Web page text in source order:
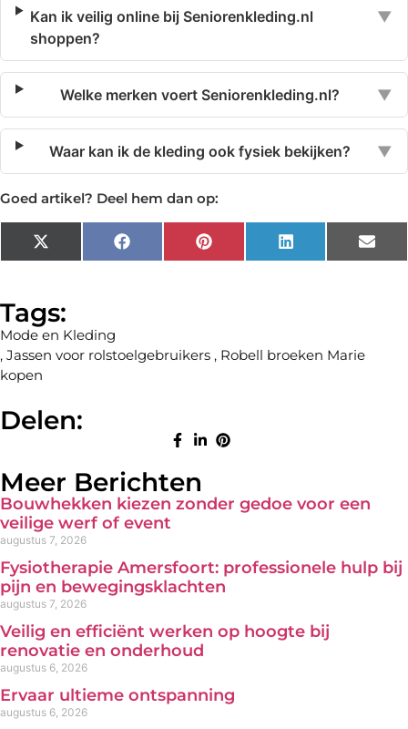
Kan ik veilig online bij Seniorenkleding.nl
shoppen?
▼
Welke merken voert Seniorenkleding.nl? ▼
Waar kan ik de kleding ook fysiek bekijken? ▼
Goed artikel? Deel hem dan op:
X
(Twitter)
Facebook Pinterest LinkedIn
Tags:
Mode en Kleding
, Jassen voor rolstoelgebruikers , Robell broeken Marie
kopen
Delen:
Meer Berichten
Bouwhekken kiezen zonder gedoe voor een
veilige werf of event
augustus 7, 2026
Fysiotherapie Amersfoort: professionele hulp bij
pijn en bewegingsklachten
augustus 7, 2026
Veilig en efficiënt werken op hoogte bij
renovatie en onderhoud
augustus 6, 2026
Ervaar ultieme ontspanning
augustus 6, 2026